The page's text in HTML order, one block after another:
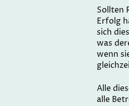
Sollten
Erfolg
sich
was
wenn
Alle
alle